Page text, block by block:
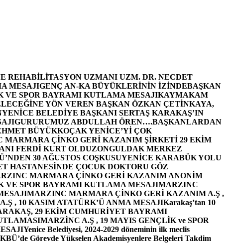
REHABİLİTASYON UZMANI UZM. DR. NECDET
MESAJIGENÇ AN-KA BÜYÜKLERİNİN İZİNDEBAŞKAN
VE SPOR BAYRAMI KUTLAMA MESAJIKAYMAKAM
YÖN VEREN BAŞKAN ÖZKAN ÇETİNKAYA,
YENİCE BELEDİYE BAŞKANI SERTAŞ KARAKAŞ’IN
GURURUMUZ ABDULLAH ÖREN….BAŞKANLARDAN
BÜYÜKKOÇAK YENİCE’Yİ ÇOK
MARMARA ÇİNKO GERİ KAZANIM ŞİRKETİ 29 EKİM
FERDİ KURT OLDUZONGULDAK MERKEZ
30 AĞUSTOS COŞKUSUYENİCE KARABÜK YOLU
HASTANESİNDE ÇOCUK DOKTORU GÖZ
MARMARA ÇİNKO GERİ KAZANIM ANONİM
VE SPOR BAYRAMI KUTLAMA MESAJIMARZINC
MARZINC MARMARA ÇİNKO GERİ KAZANIM A.Ş ,
, 10 KASIM ATATÜRK’Ü ANMA MESAJIKarakaş’tan 10
29 EKİM CUMHURİYET BAYRAMI
MARZİNC A.Ş , 19 MAYIS GENÇLİK ve SPOR
Yenice Belediyesi, 2024-2029 döneminin ilk meclis
KBÜ’de Görevde Yükselen Akademisyenlere Belgeleri Takdim